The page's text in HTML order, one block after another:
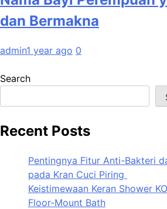
dan Bermakna
admin1 year ago 0
Search
Recent Posts
Pentingnya Fitur Anti-Bakteri
pada Kran Cuci Piring
Keistimewaan Keran Shower
Floor-Mount Bath